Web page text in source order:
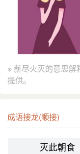
※ 薪尽火灭的意思
提供。
成语接龙(顺接)
灭此朝食